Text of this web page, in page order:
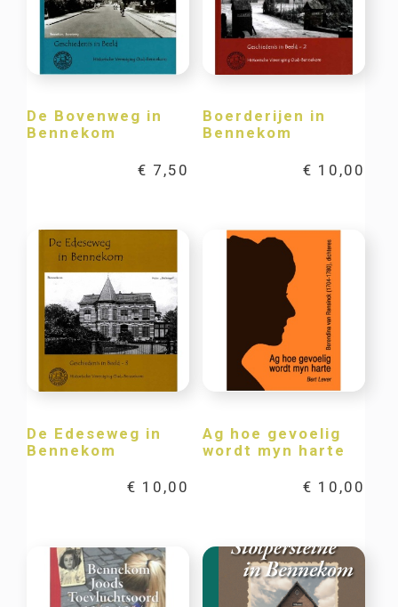
De Bovenweg in
Bennekom
€ 7,50
Boerderijen in
Bennekom
€ 10,00
De Edeseweg in
Bennekom
€ 10,00
Ag hoe gevoelig
wordt myn harte
€ 10,00